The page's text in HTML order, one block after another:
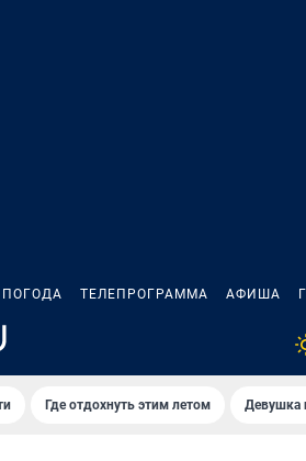
ПОГОДА ТЕЛЕПРОГРАММА АФИША
Где отдохнуть этим летом Девушка